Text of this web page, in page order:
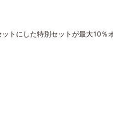
トにした特別セットが最大10％